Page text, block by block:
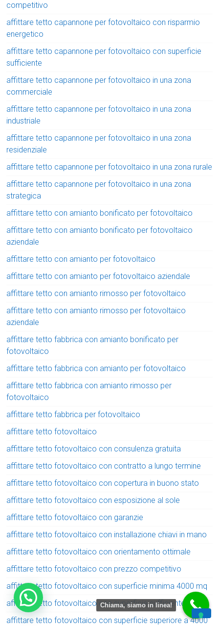
competitivo
affittare tetto capannone per fotovoltaico con risparmio
energetico
affittare tetto capannone per fotovoltaico con superficie
sufficiente
affittare tetto capannone per fotovoltaico in una zona
commerciale
affittare tetto capannone per fotovoltaico in una zona
industriale
affittare tetto capannone per fotovoltaico in una zona
residenziale
affittare tetto capannone per fotovoltaico in una zona rurale
affittare tetto capannone per fotovoltaico in una zona
strategica
affittare tetto con amianto bonificato per fotovoltaico
affittare tetto con amianto bonificato per fotovoltaico
aziendale
affittare tetto con amianto per fotovoltaico
affittare tetto con amianto per fotovoltaico aziendale
affittare tetto con amianto rimosso per fotovoltaico
affittare tetto con amianto rimosso per fotovoltaico
aziendale
affittare tetto fabbrica con amianto bonificato per
fotovoltaico
affittare tetto fabbrica con amianto per fotovoltaico
affittare tetto fabbrica con amianto rimosso per
fotovoltaico
affittare tetto fabbrica per fotovoltaico
affittare tetto fotovoltaico
affittare tetto fotovoltaico con consulenza gratuita
affittare tetto fotovoltaico con contratto a lungo termine
affittare tetto fotovoltaico con copertura in buono stato
affittare tetto fotovoltaico con esposizione al sole
affittare tetto fotovoltaico con garanzie
affittare tetto fotovoltaico con installazione chiavi in mano
affittare tetto fotovoltaico con orientamento ottimale
affittare tetto fotovoltaico con prezzo competitivo
affittare tetto fotovoltaico con superficie minima 4000 mq
affittare tetto fotovoltaico con superficie sufficiente
affittare tetto fotovoltaico con superficie superiore a 4000
Chiama, siamo in linea!